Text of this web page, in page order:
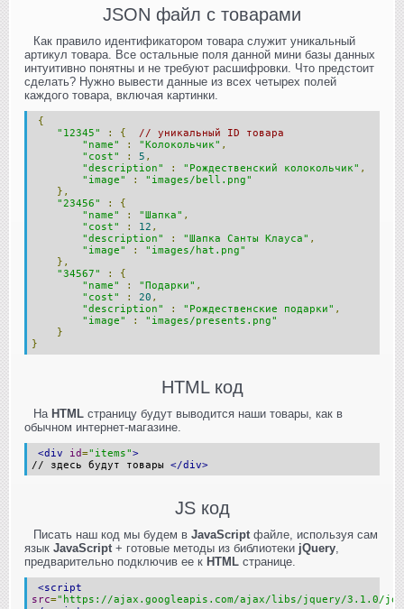
JSON файл с товарами
Как правило идентификатором товара служит уникальный
артикул товара. Все остальные поля данной мини базы данных
интуитивно понятны и не требуют расшифровки. Что предстоит
сделать? Нужно вывести данные из всех четырех полей
каждого товара, включая картинки.
{
"12345"
: {
// уникальный ID товара
"name"
: "Колокольчик" ,
"cost"
: 5 ,
"description"
: "Рождественский колокольчик" ,
"image"
:
"images/bell.png"
},
"23456"
:
{
"name"
: "Шапка" ,
"cost"
: 12 ,
"description"
: "Шапка Санты Клауса" ,
"image"
:
"images/hat.png"
},
"34567"
:
{
"name"
: "Подарки" ,
"cost"
: 20 ,
"description"
: "Рождественские подарки" ,
"image"
:
"images/presents.png"
}
}
HTML код
На HTML страницу будут выводится наши товары, как в
обычном интернет-магазине.
<div id="items">
// здесь будут товары </div>
JS код
Писать наш код мы будем в JavaScript файле, используя сам
язык JavaScript + готовые методы из библиотеки jQuery
предварительно подключив ее к HTML странице.
<script
src="https://ajax.googleapis.com/ajax/libs/jquery/3.1.0/